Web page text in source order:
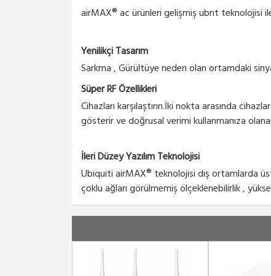
airMAX® ac ürünleri gelişmiş ubnt teknolojisi
Yenilikçi Tasarım
Sarkma , Gürültüye neden olan ortamdaki
Süper RF Özellikleri
Cihazları karşılaştırın.İki nokta arasında
gösterir ve doğrusal verimi kullanmanıza
İleri Düzey Yazılım Teknolojisi
Ubiquiti airMAX® teknolojisi dış ortamlarda
çoklu ağları görülmemiş ölçeklenebilirlik ,